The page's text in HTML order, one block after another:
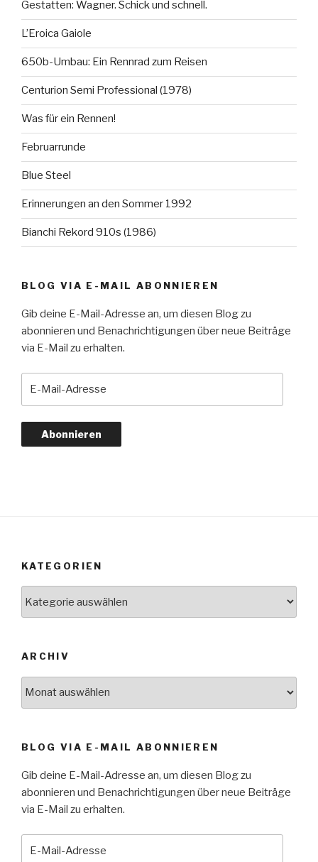
Gestatten: Wagner. Schick und schnell.
L’Eroica Gaiole
650b-Umbau: Ein Rennrad zum Reisen
Centurion Semi Professional (1978)
Was für ein Rennen!
Februarrunde
Blue Steel
Erinnerungen an den Sommer 1992
Bianchi Rekord 910s (1986)
BLOG VIA E-MAIL ABONNIEREN
Gib deine E-Mail-Adresse an, um diesen Blog zu
abonnieren und Benachrichtigungen über neue Beiträge
via E-Mail zu erhalten.
Abonnieren
KATEGORIEN
ARCHIV
BLOG VIA E-MAIL ABONNIEREN
Gib deine E-Mail-Adresse an, um diesen Blog zu
abonnieren und Benachrichtigungen über neue Beiträge
via E-Mail zu erhalten.